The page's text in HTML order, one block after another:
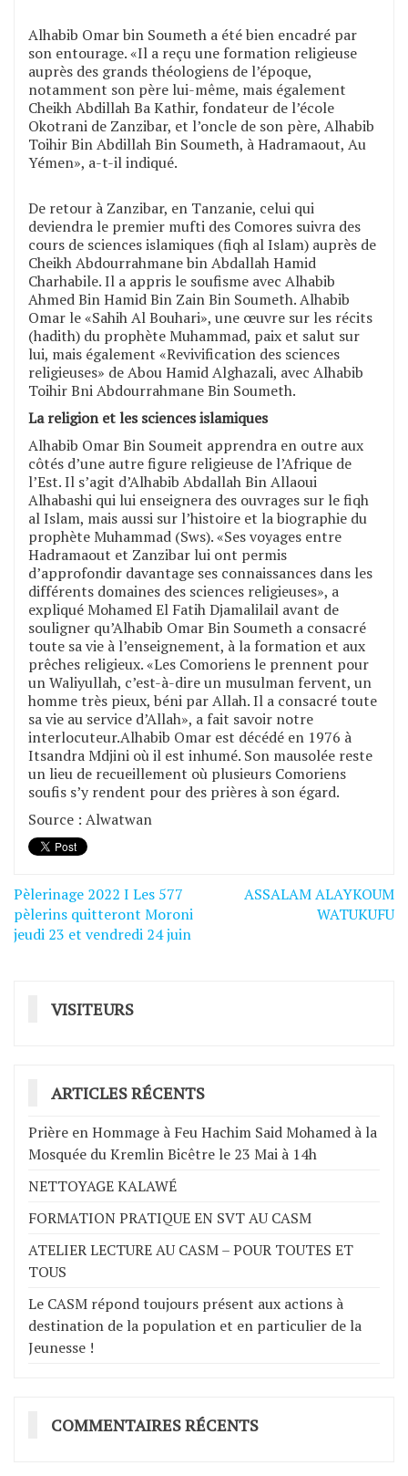
Alhabib Omar bin Soumeth a été bien encadré par
son entourage. «Il a reçu une formation religieuse
auprès des grands théologiens de l’époque,
notamment son père lui-même, mais également
Cheikh Abdillah Ba Kathir, fondateur de l’école
Okotrani de Zanzibar, et l’oncle de son père, Alhabib
Toihir Bin Abdillah Bin Soumeth, à Hadramaout, Au
Yémen», a-t-il indiqué.
De retour à Zanzibar, en Tanzanie, celui qui
deviendra le premier mufti des Comores suivra des
cours de sciences islamiques (fiqh al Islam) auprès de
Cheikh Abdourrahmane bin Abdallah Hamid
Charhabile. Il a appris le soufisme avec Alhabib
Ahmed Bin Hamid Bin Zain Bin Soumeth. Alhabib
Omar le «Sahih Al Bouhari», une œuvre sur les récits
(hadith) du prophète Muhammad, paix et salut sur
lui, mais également «Revivification des sciences
religieuses» de Abou Hamid Alghazali, avec Alhabib
Toihir Bni Abdourrahmane Bin Soumeth.
La religion et les sciences islamiques
Alhabib Omar Bin Soumeit apprendra en outre aux
côtés d’une autre figure religieuse de l’Afrique de
l’Est. Il s’agit d’Alhabib Abdallah Bin Allaoui
Alhabashi qui lui enseignera des ouvrages sur le fiqh
al Islam, mais aussi sur l’histoire et la biographie du
prophète Muhammad (Sws). «Ses voyages entre
Hadramaout et Zanzibar lui ont permis
d’approfondir davantage ses connaissances dans les
différents domaines des sciences religieuses», a
expliqué Mohamed El Fatih Djamalilail avant de
souligner qu’Alhabib Omar Bin Soumeth a consacré
toute sa vie à l’enseignement, à la formation et aux
prêches religieux. «Les Comoriens le prennent pour
un Waliyullah, c’est-à-dire un musulman fervent, un
homme très pieux, béni par Allah. Il a consacré toute
sa vie au service d’Allah», a fait savoir notre
interlocuteur.Alhabib Omar est décédé en 1976 à
Itsandra Mdjini où il est inhumé. Son mausolée reste
un lieu de recueillement où plusieurs Comoriens
soufis s’y rendent pour des prières à son égard.
Source : Alwatwan
Navigation
de
Pèlerinage 2022 I Les 577
pèlerins quitteront Moroni
jeudi 23 et vendredi 24 juin
ASSALAM ALAYKOUM
WATUKUFU
VISITEURS
ARTICLES RÉCENTS
Prière en Hommage à Feu Hachim Said Mohamed à la
Mosquée du Kremlin Bicêtre le 23 Mai à 14h
NETTOYAGE KALAWÉ
FORMATION PRATIQUE EN SVT AU CASM
ATELIER LECTURE AU CASM – POUR TOUTES ET
TOUS
Le CASM répond toujours présent aux actions à
destination de la population et en particulier de la
Jeunesse !
COMMENTAIRES RÉCENTS